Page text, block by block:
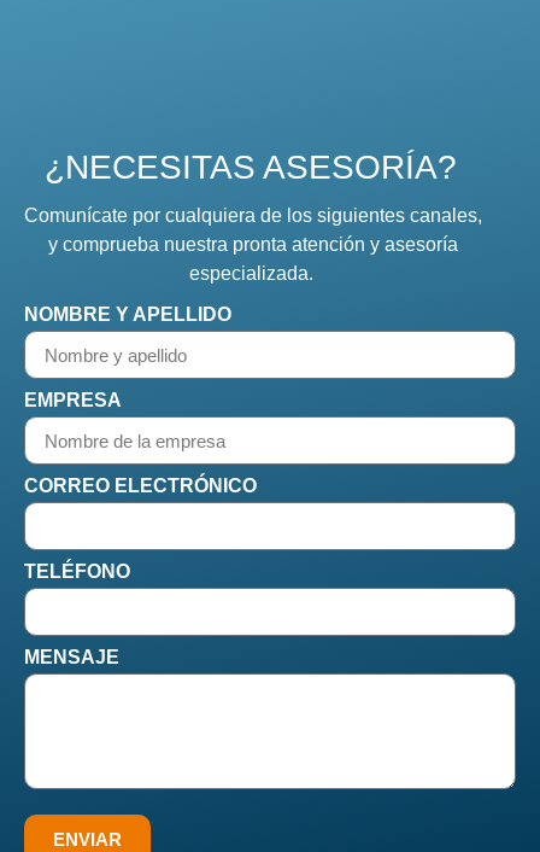
¿NECESITAS ASESORÍA?
Comunícate por cualquiera de los siguientes canales,
y comprueba nuestra pronta atención y asesoría
especializada.
NOMBRE Y APELLIDO
EMPRESA
CORREO ELECTRÓNICO
TELÉFONO
MENSAJE
ENVIAR